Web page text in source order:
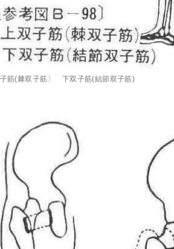
筋(棘双子筋〕 下双子筋(結節双子筋)